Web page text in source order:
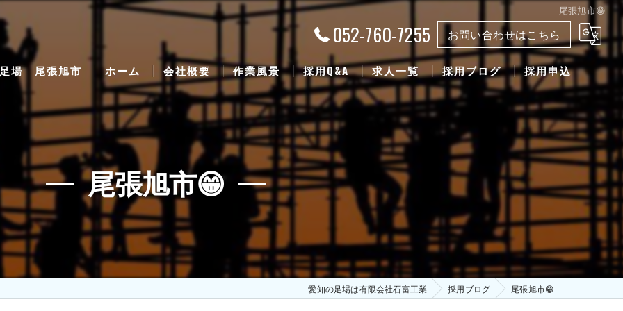
尾張旭市😁
052-760-7255 お問い合わせはこちら
場 尾張旭市 ホーム 会社概要 作業風景 採用Q&A 求人一覧 採用ブログ 採用申込
尾張旭市😁
愛知の足場は有限会社石富工業 採用ブログ 尾張旭市😁